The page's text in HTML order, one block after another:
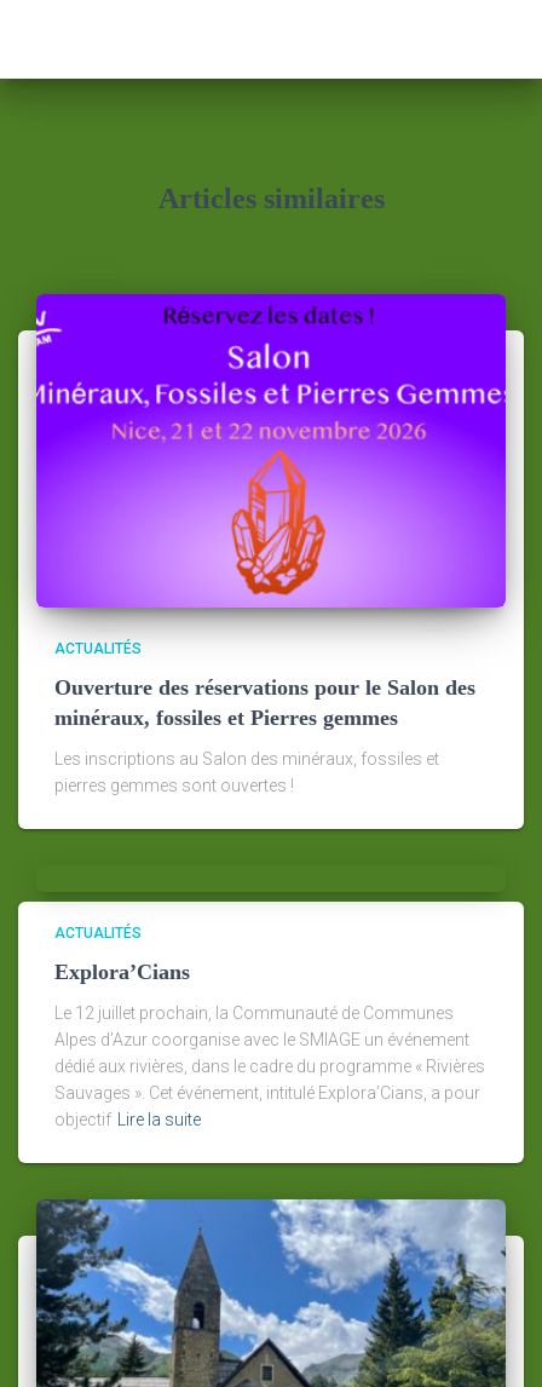
Articles similaires
ACTUALITÉS
Ouverture des réservations pour le Salon des
minéraux, fossiles et Pierres gemmes
Les inscriptions au Salon des minéraux, fossiles et
pierres gemmes sont ouvertes !
ACTUALITÉS
Explora’Cians
Le 12 juillet prochain, la Communauté de Communes
Alpes d’Azur coorganise avec le SMIAGE un événement
dédié aux rivières, dans le cadre du programme « Rivières
Sauvages ». Cet événement, intitulé Explora’Cians, a pour
objectif
Lire la suite